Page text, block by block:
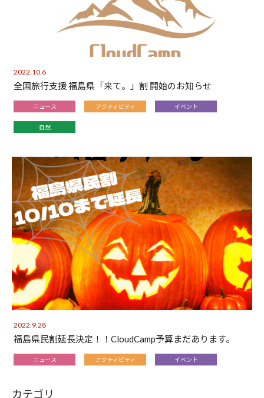
2022.10.6
全国旅行支援 福島県「来て。」割 開始のお知らせ
ニュース アクティビティ イベント
自然
2022.9.28
福島県民割延長決定！！CloudCamp予算まだあります。
ニュース アクティビティ イベント
カテゴリ